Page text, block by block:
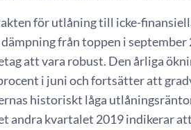
för utlåning till icke-
dämpning från toppen i
att vara robust. Den årliga
i juni och fortsätter att
historiskt låga
andra kvartalet 2019 indikerar